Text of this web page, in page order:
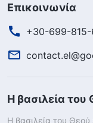
Επικοινωνία
+30-699-
Η βασιλεία του
Η βασιλεία του